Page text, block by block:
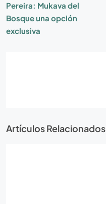
Pereira: Mukava del
Bosque una opción
exclusiva
Artículos Relacionados